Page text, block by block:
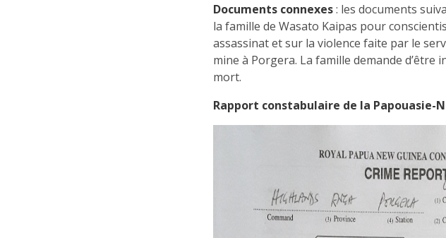
Documents connexes: les documents
la famille de Wasato Kaipas pour
assassinat et sur la violence faite par le
mine à Porgera. La famille demande d’être
mort.
Rapport constabulaire de la Papouasie-